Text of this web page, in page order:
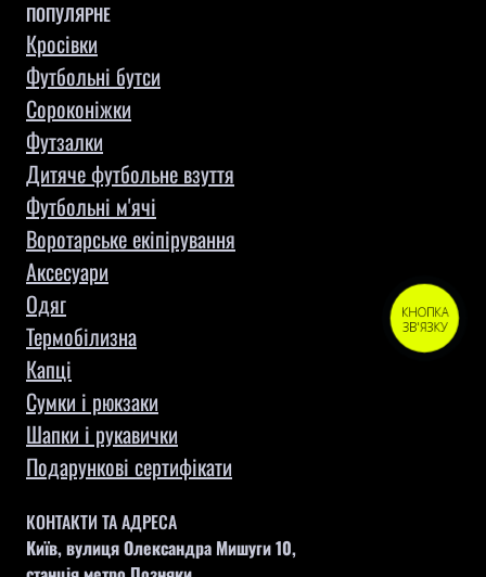
ПОПУЛЯРНЕ
Кросівки
Футбольні бутси
Сороконіжки
Футзалки
Дитяче футбольне взуття
Футбольні м'ячі
Воротарське екіпірування
Aксесуари
Одяг
Термобілизна
Капці
Сумки і рюкзаки
Шапки і рукавички
Подарункові сертифікати
КОНТАКТИ ТА АДРЕСА
Київ, вулиця Олександра Мишуги 10,
КНОПКА
ЗВ'ЯЗКУ